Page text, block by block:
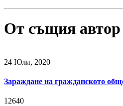
От същия автор
24 Юли, 2020
Зараждане на гражданското
12640